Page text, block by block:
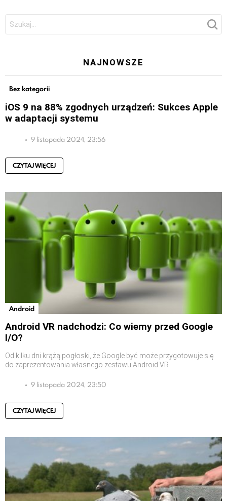
NAJNOWSZE
Bez kategorii
iOS 9 na 88% zgodnych urządzeń: Sukces Apple
w adaptacji systemu
9 listopada 2024, 23:56
CZYTAJ WIĘCEJ
Android
Android VR nadchodzi: Co wiemy przed Google
I/O?
Od kilku dni krążą pogłoski, że Google być może przygotowuje się
do zaprezentowania własnego zestawu Android VR
9 listopada 2024, 23:50
CZYTAJ WIĘCEJ